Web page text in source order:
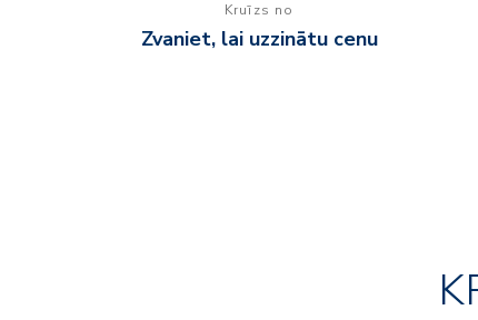
Kruīzs no
Zvaniet, lai uzzinātu cenu